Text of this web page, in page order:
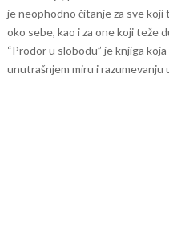
je neophodno čitanje za sve koji
oko sebe, kao i za one koji teže
“Prodor u slobodu” je knjiga
unutrašnjem miru i razumevanju